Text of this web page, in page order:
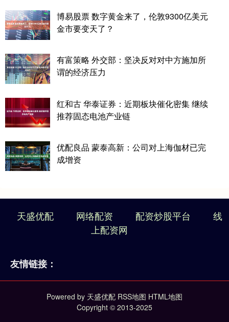
博易股票 数字黄金来了，伦敦9300亿美元
金市要变天了？
有富策略 外交部：坚决反对对中方施加所
谓的经济压力
红和古 华泰证券：近期板块催化密集 继续
推荐固态电池产业链
优配良品 蒙泰高新：公司对上海伽材已完
成增资
天盛优配 网络配资 配资炒股平台
线
上配资网
友情链接：
Powered by 天盛优配 RSS地图 HTML地图
Copyright © 2013-2025